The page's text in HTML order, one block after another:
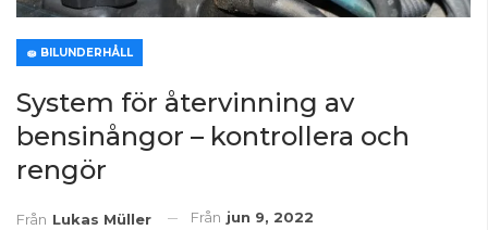
🧽 BILUNDERHÅLL
System för återvinning av
bensinångor – kontrollera och
rengör
Från Lukas Müller Från jun 9, 2022